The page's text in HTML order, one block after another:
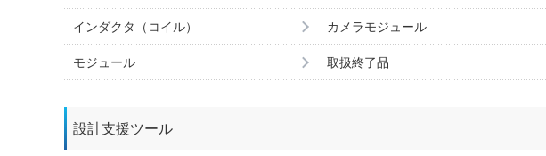
インダクタ（コイル） カメラモジュール
モジュール 取扱終了品
設計支援ツール